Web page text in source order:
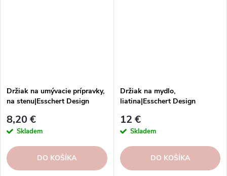
Držiak na umývacie prípravky,
na stenu|Esschert Design
8,20 €
Skladem
DO KOŠÍKA
Držiak na mydlo,
liatina|Esschert Design
12 €
Skladem
DO KOŠÍKA